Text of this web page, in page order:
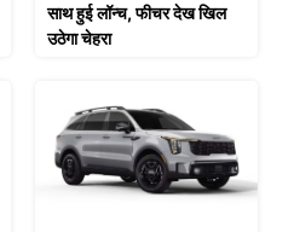
साथ हुई लॉन्च, फीचर देख खिल
उठेगा चेहरा